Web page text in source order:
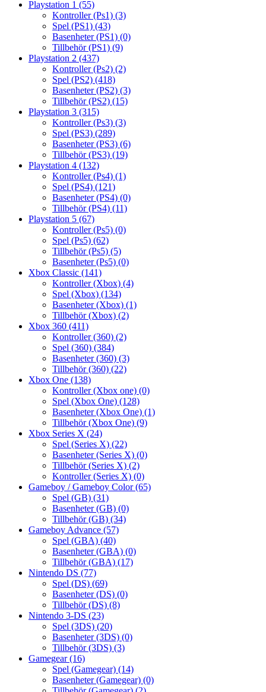
Playstation 1 (55)
Kontroller (Ps1) (3)
Spel (PS1) (43)
Basenheter (PS1) (0)
Tillbehör (PS1) (9)
Playstation 2 (437)
Kontroller (Ps2) (2)
Spel (PS2) (418)
Basenheter (PS2) (3)
Tillbehör (PS2) (15)
Playstation 3 (315)
Kontroller (Ps3) (3)
Spel (PS3) (289)
Basenheter (PS3) (6)
Tillbehör (PS3) (19)
Playstation 4 (132)
Kontroller (Ps4) (1)
Spel (PS4) (121)
Basenheter (PS4) (0)
Tillbehör (PS4) (11)
Playstation 5 (67)
Kontroller (Ps5) (0)
Spel (Ps5) (62)
Tillbehör (Ps5) (5)
Basenheter (Ps5) (0)
Xbox Classic (141)
Kontroller (Xbox) (4)
Spel (Xbox) (134)
Basenheter (Xbox) (1)
Tillbehör (Xbox) (2)
Xbox 360 (411)
Kontroller (360) (2)
Spel (360) (384)
Basenheter (360) (3)
Tillbehör (360) (22)
Xbox One (138)
Kontroller (Xbox one) (0)
Spel (Xbox One) (128)
Basenheter (Xbox One) (1)
Tillbehör (Xbox One) (9)
Xbox Series X (24)
Spel (Series X) (22)
Basenheter (Series X) (0)
Tillbehör (Series X) (2)
Kontroller (Series X) (0)
Gameboy / Gameboy Color(65)
Spel (GB) (31)
Basenheter (GB) (0)
Tillbehör (GB) (34)
Gameboy Advance (57)
Spel (GBA) (40)
Basenheter (GBA) (0)
Tillbehör (GBA) (17)
Nintendo DS (77)
Spel (DS) (69)
Basenheter (DS) (0)
Tillbehör (DS) (8)
Nintendo 3-DS (23)
Spel (3DS) (20)
Basenheter (3DS) (0)
Tillbehör (3DS) (3)
Gamegear(16)
Spel (Gamegear) (14)
Basenheter (Gamegear) (0)